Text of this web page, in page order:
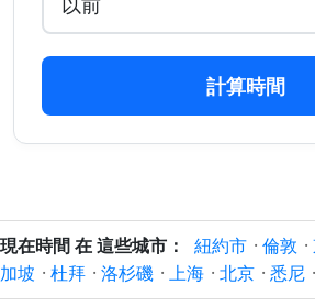
17 小時
27/7/2026
以前
18 小時
以後
20 小時
以前
27/7/2026
20 小
以後
計算時間
現在時間 在 這些城市： 紐約市 · 倫敦 ·
加坡 · 杜拜 · 洛杉磯 · 上海 · 北京 · 悉尼 ·